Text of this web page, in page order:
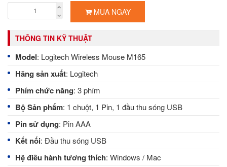
MUA NGAY
THÔNG TIN KỸ THUẬT
Model: Logitech Wireless Mouse M165
Hãng sản xuất: Logitech
Phím chức năng: 3 phím
BộSản phẩm: 1 chuột, 1 Pin, 1 đầu thu sóng USB
Pin sử dụng: Pin AAA
Kết nối: Đầu thu sóng USB
Hệ điều hành tương thích: Windows / Mac